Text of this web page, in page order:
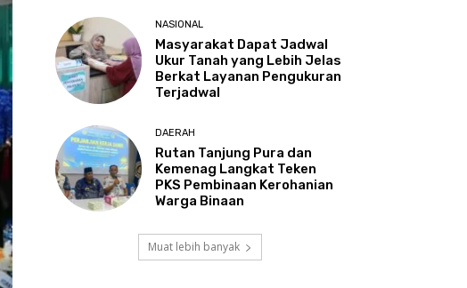
NASIONAL
Masyarakat Dapat Jadwal
Ukur Tanah yang Lebih Jelas
Berkat Layanan Pengukuran
Terjadwal
DAERAH
Rutan Tanjung Pura dan
Kemenag Langkat Teken
PKS Pembinaan Kerohanian
Warga Binaan
Muat lebih banyak